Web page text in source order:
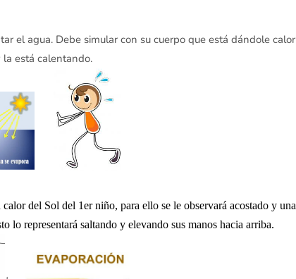
el agua. Debe simular con su cuerpo que está dándole calor
la está calentando.
del Sol del 1er niño, para ello se le observará acostado y una
lo representará saltando y elevando sus manos hacia arriba.